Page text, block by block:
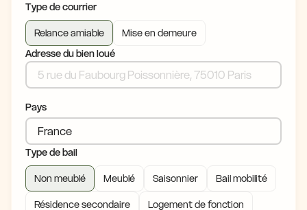
Type de courrier
Relance amiable
Mise en demeure
Adresse du bien loué
Pays
Type de bail
Non meublé Meublé Saisonnier Bail mobilité
Résidence secondaire Logement de fonction